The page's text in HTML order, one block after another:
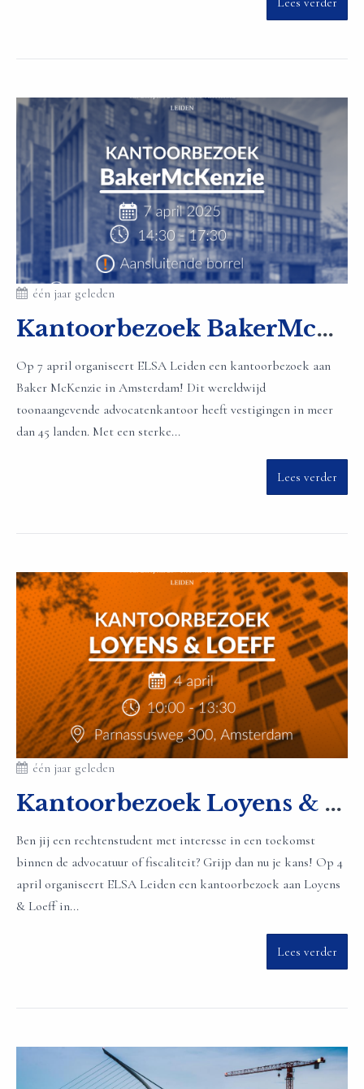
één jaar geleden
Kantoorbezoek BakerMcKenzie
Op 7 april organiseert ELSA Leiden een kantoorbezoek aan
Baker McKenzie in Amsterdam! Dit wereldwijd
toonaangevende advocatenkantoor heeft vestigingen in meer
dan 45 landen. Met een sterke...
Lees verder
één jaar geleden
Kantoorbezoek Loyens & Loeff
Ben jij een rechtenstudent met interesse in een toekomst
binnen de advocatuur of fiscaliteit? Grijp dan nu je kans! Op 4
april organiseert ELSA Leiden een kantoorbezoek aan Loyens
& Loeff in...
Lees verder